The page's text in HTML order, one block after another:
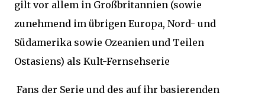
gilt vor allem in Großbritannien (sowie
zunehmend im übrigen Europa, Nord- und
Südamerika sowie Ozeanien und Teilen
Ostasiens) als Kult-Fernsehserie
Fans der Serie und des auf ihr basierenden